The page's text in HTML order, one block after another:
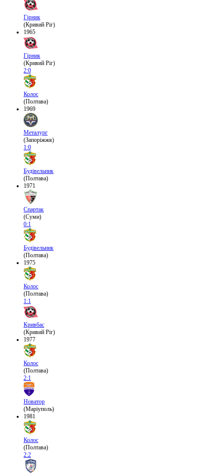
Гірник
(Кривий Ріг)
1965
Гірник
(Кривий Ріг)
2:0
Колос
(Полтава)
1969
Металург
(Запоріжжя)
1:0
Будівельник
(Полтава)
1971
Спартак
(Суми)
0:1
Будівельник
(Полтава)
1975
Колос
(Полтава)
1:1
Кривбас
(Кривий Ріг)
1977
Колос
(Полтава)
2:1
Новатор
(Маріуполь)
1981
Колос
(Полтава)
2:2